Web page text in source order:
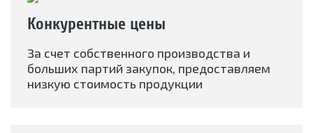
Конкурентные цены
За счет собственного производства и
больших партий закупок, предоставляем
низкую стоимость продукции